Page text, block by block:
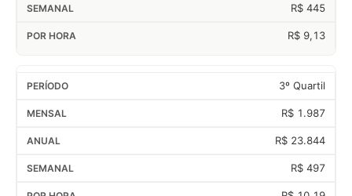
R$ 445
R$ 9,13
3º Quartil
R$ 1.987
R$ 23.844
R$ 497